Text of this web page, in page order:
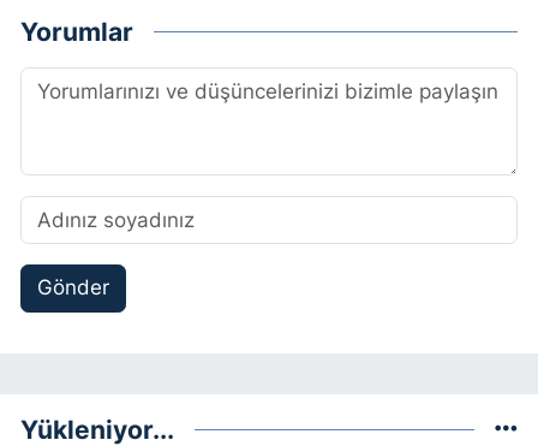
Yorumlar
Gönder
Yükleniyor...